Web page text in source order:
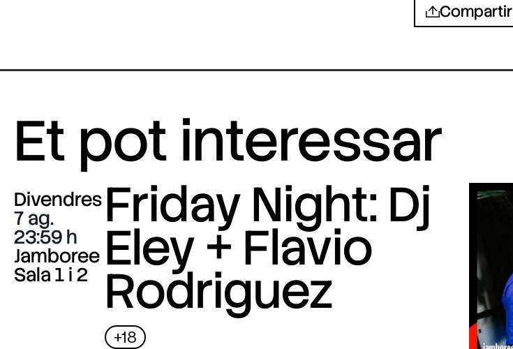
Compartir
Et pot interessar
Divendres
7 ag.
23:59
Jamboree
Sala 1 i 2
Friday Night: Dj
Eley + Flavio
Rodriguez
+18